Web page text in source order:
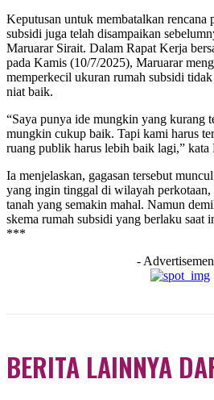
Keputusan untuk membatalkan rencana
subsidi juga telah disampaikan
Maruarar Sirait. Dalam Rapat Kerja
pada Kamis (10/7/2025), Maruarar
memperkecil ukuran rumah subsidi
niat baik.
“Saya punya ide mungkin yang kurang
mungkin cukup baik. Tapi kami harus
ruang publik harus lebih baik lagi,” kata
Ia menjelaskan, gagasan tersebut
yang ingin tinggal di wilayah perkotaan,
tanah yang semakin mahal. Namun
skema rumah subsidi yang berlaku saat
***
-
BERITA LAINNYA